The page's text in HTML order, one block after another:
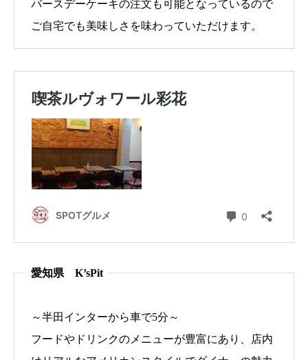
バースデーケーキの注文も可能となっているので
ご自宅でも美味しさを味わっていただけます。
愛知県 K’sPit
～半田インターから車で5分～
フードやドリンクのメニューが豊富にあり、店内